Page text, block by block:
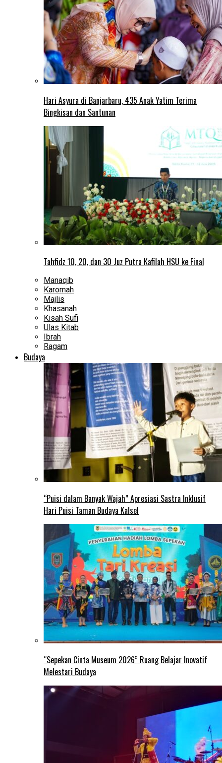
Hari Asyura di Banjarbaru, 435 Anak Yatim Terima
Bingkisan dan Santunan
Tahfidz 10, 20, dan 30 Juz Putra Kafilah HSU ke Final
Manaqib
Karomah
Majlis
Khasanah
Kisah Sufi
Ulas Kitab
Ibrah
Ragam
Budaya
“Puisi dalam Banyak Wajah” Apresiasi Sastra Inklusif
Hari Puisi Taman Budaya Kalsel
“Sepekan Cinta Museum 2026” Ruang Belajar Inovatif
Melestari Budaya